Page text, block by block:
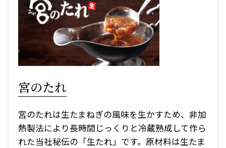
宮のたれ
宮のたれは生たまねぎの風味を生かすため、非加
熱製法により長時間じっくりと冷蔵熟成して作ら
れた当社秘伝の「生たれ」です。原材料は生たま